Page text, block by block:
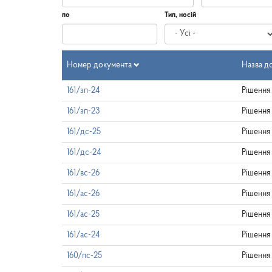
по
Дата
по
Тип, носій
Номер документа Назва
161/зп-24 Рішення
161/зп-23 Рішення
161/дс-25 Рішення
161/дс-24 Рішення
161/вс-26 Рішення
161/ас-26 Рішення
161/ас-25 Рішення
161/ас-24 Рішення
160/пс-25 Рішення